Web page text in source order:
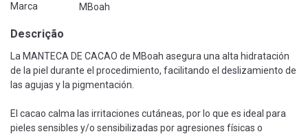
Marca MBoah
Descrição
La MANTECA DE CACAO de MBoah asegura una alta hidratación
de la piel durante el procedimiento, facilitando el deslizamiento de
las agujas y la pigmentación.
El cacao calma las irritaciones cutáneas, por lo que es ideal para
pieles sensibles y/o sensibilizadas por agresiones físicas o